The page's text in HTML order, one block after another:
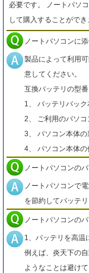
必要です。 ノートパソ
して購入することができ
ノートパソコンに
製品によって利用
意してください。
互換バッテリの型番
1、 バッテリパック
2、 ご利用のパソコ
3、 パソコン本体
4、 パソコン本体の
ノートパソコンの
ノートパソコンで
を節約してバッテ
ノートパソコンの
1、バッテリを高温
例えば、炎天下の
ようなことは避けて